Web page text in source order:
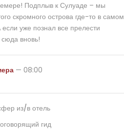
Подплыв к Сулуаде – мы
скромного острова где-то в самом
уже познал все прелести
вновь!
— 08:00
из/в отель
гид